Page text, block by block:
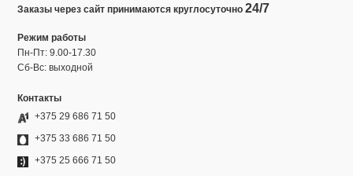
Заказы через сайт принимаются круглосуточно24/7
Режим работы
Пн-Пт: 9.00-17.30
Сб-Вс: выходной
Контакты
+375 29 686 71 50
+375 33 686 71 50
+375 25 666 71 50